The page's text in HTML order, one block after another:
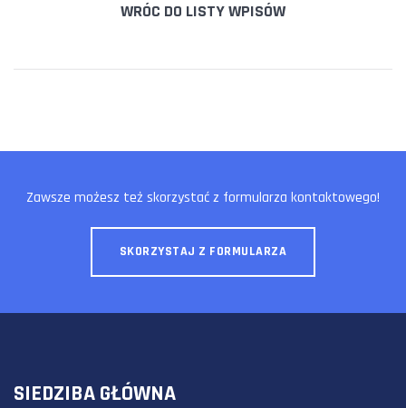
WRÓC DO LISTY WPISÓW
Zawsze możesz też skorzystać z formularza kontaktowego!
SKORZYSTAJ Z FORMULARZA
SIEDZIBA GŁÓWNA